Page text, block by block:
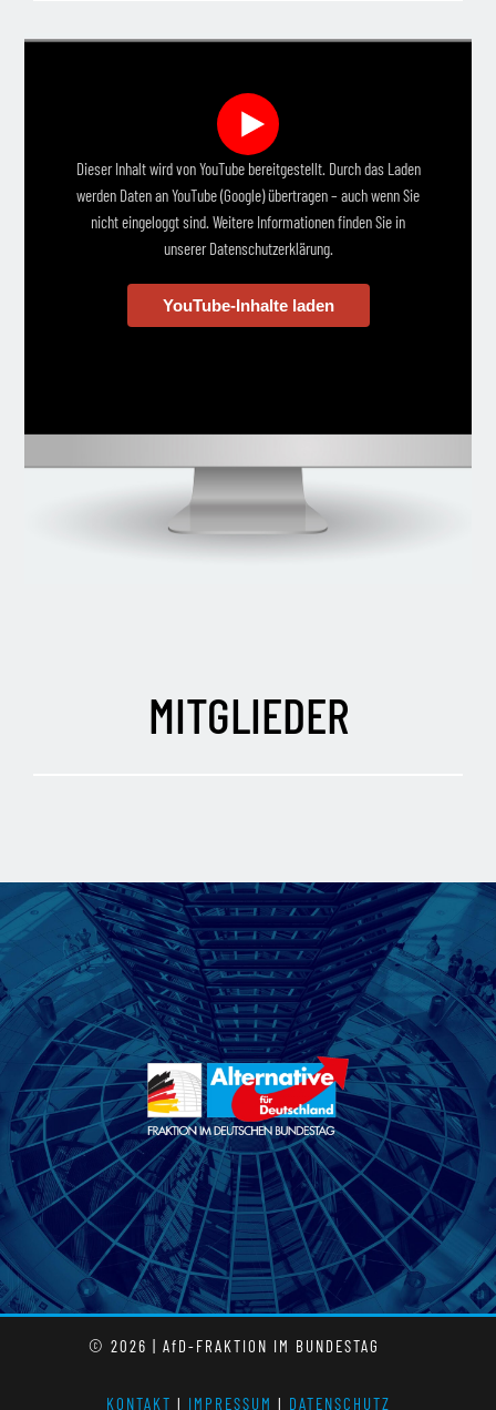
Dieser Inhalt wird von YouTube bereitgestellt. Durch das Laden
werden Daten an YouTube (Google) übertragen – auch wenn Sie
nicht eingeloggt sind. Weitere Informationen finden Sie in
unserer Datenschutzerklärung.
YouTube-Inhalte laden
MITGLIEDER
© 2026 | AfD-FRAKTION IM BUNDESTAG
KONTAKT l IMPRESSUM l DATENSCHUTZ